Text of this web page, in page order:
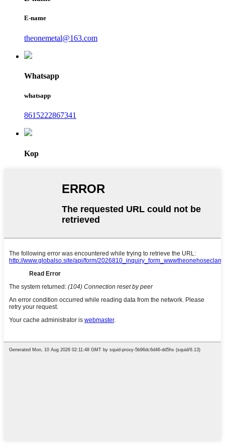
E-name
theonemetal@163.com
Whatsapp
whatsapp
8615222867341
Kop